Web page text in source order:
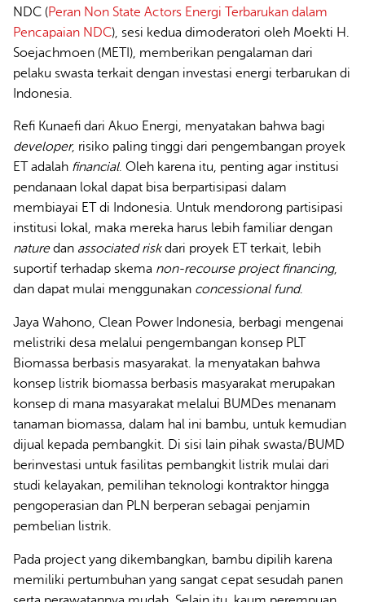
NDC (Peran Non State Actors Energi Terbarukan dalam
Pencapaian NDC), sesi kedua dimoderatori oleh Moekti H.
Soejachmoen (METI), memberikan pengalaman dari
pelaku swasta terkait dengan investasi energi terbarukan di
Indonesia.
Refi Kunaefi dari Akuo Energi, menyatakan bahwa bagi
developer, risiko paling tinggi dari pengembangan proyek
ET adalah financial. Oleh karena itu, penting agar institusi
pendanaan lokal dapat bisa berpartisipasi dalam
membiayai ET di Indonesia. Untuk mendorong partisipasi
institusi lokal, maka mereka harus lebih familiar dengan
naturedan associated riskdari proyek ET terkait, lebih
suportif terhadap skema non-recourse project financing,
dan dapat mulai menggunakan concessional fund.
Jaya Wahono, Clean Power Indonesia, berbagi mengenai
melistriki desa melalui pengembangan konsep PLT
Biomassa berbasis masyarakat. Ia menyatakan bahwa
konsep listrik biomassa berbasis masyarakat merupakan
konsep di mana masyarakat melalui BUMDes menanam
tanaman biomassa, dalam hal ini bambu, untuk kemudian
dijual kepada pembangkit. Di sisi lain pihak swasta/BUMD
berinvestasi untuk fasilitas pembangkit listrik mulai dari
studi kelayakan, pemilihan teknologi kontraktor hingga
pengoperasian dan PLN berperan sebagai penjamin
pembelian listrik.
Pada project yang dikembangkan, bambu dipilih karena
memiliki pertumbuhan yang sangat cepat sesudah panen